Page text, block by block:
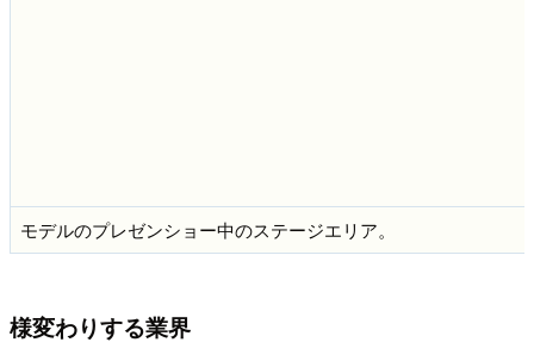
モデルのプレゼンショー中のステージエリア。
様変わりする業界